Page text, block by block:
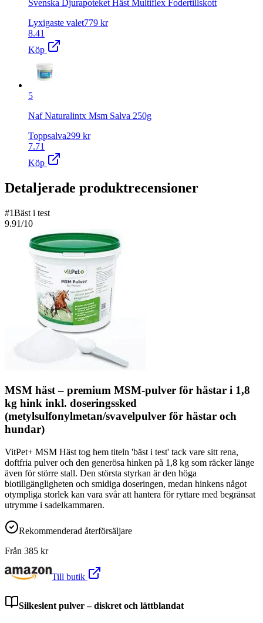
Svenska Djurapoteket Häst Multiflex Fodertillskott
Lyxigaste valet779 kr
8.41
Köp
5
Naf Naturalintx Msm Salva 250g
Toppsalva299 kr
7.71
Köp
Detaljerade produktrecensioner
#1Bäst i test
9.91/10
MSM häst – premium MSM-pulver för hästar i 1,8
kg hink inkl. doseringssked
(metylsulfonylmetan/svavelpulver för hästar och
hundar)
VitPet+ MSM Häst tog hem titeln 'bäst i test' tack vare sitt rena,
doftfria pulver och den generösa hinken på 1,8 kg som räcker länge
även för större stall. Den största styrkan är den höga
biotillgängligheten och smidiga doseringen, medan hinkens något
otympliga storlek kan vara svår att hantera för ryttare med begränsat
utrymme i sadelkammaren.
Rekommenderad återförsäljare
Från 385 kr
Till butik
Silkeslent pulver – diskret och lättblandat